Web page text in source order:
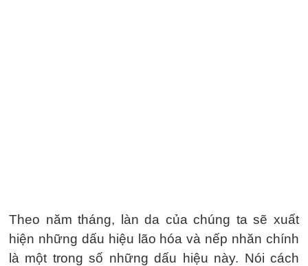
Theo năm tháng, làn da của chúng ta sẽ xuất
hiện những dấu hiệu lão hóa và nếp nhăn chính
là một trong số những dấu hiệu này. Nói cách